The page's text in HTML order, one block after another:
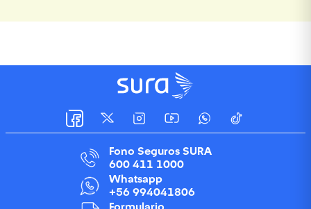
Fono Seguros SURA
600 411 1000
Whatsapp
+56 994041806